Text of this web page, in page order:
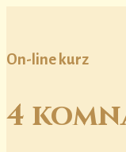
On-line kurz
4